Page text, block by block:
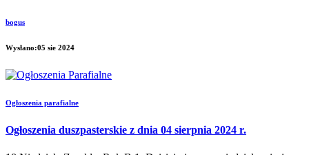
bogus
Wysłano:05 sie 2024
Ogłoszenia parafialne
Ogłoszenia duszpasterskie z dnia 04 sierpnia 2024 r.